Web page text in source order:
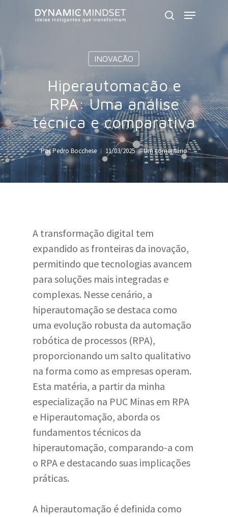
content
search
Menu
INOVAÇÃO
Hiperautomação e
RPA: Uma análise
técnica e comparativa
PorPedro Bocchese 11/03/2025 Um comentário
A transformação digital tem
expandido as fronteiras da inovação,
permitindo que tecnologias avancem
para soluções mais integradas e
complexas. Nesse cenário, a
hiperautomação se destaca como
uma evolução robusta da automação
robótica de processos (RPA),
proporcionando um salto qualitativo
na forma como as empresas operam.
Esta matéria, a partir da minha
especialização na PUC Minas em RPA
e Hiperautomação, aborda os
fundamentos técnicos da
hiperautomação, comparando-a com
o RPA e destacando suas implicações
práticas.
A hiperautomação é definida como
Menu